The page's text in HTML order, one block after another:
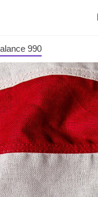
990